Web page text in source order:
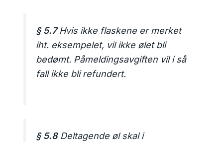
§ 5.7Hvis ikke flaskene er merket
iht. eksempelet, vil ikke ølet bli
bedømt. Påmeldingsavgiften vil i så
fall ikke bli refundert.
§ 5.8Deltagende øl skal i